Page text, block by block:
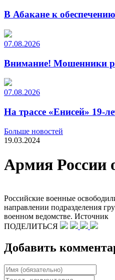
В Абакане к
07.08.2026
Внимание! Мошенники
07.08.2026
На трассе «Енисей» 19-
Больше новостей
19.03.2024
Армия России
Российские военные
направлении подразделения
военном ведомстве. Источник
ПОДЕЛИТЬСЯ
Добавить